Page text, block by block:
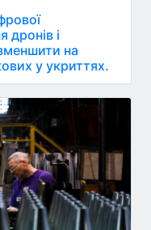
дронів і
на
у укриттях.